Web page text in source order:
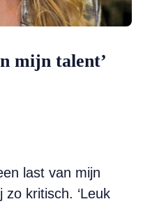
mijn talent’
last van mijn
kritisch. ‘Leuk